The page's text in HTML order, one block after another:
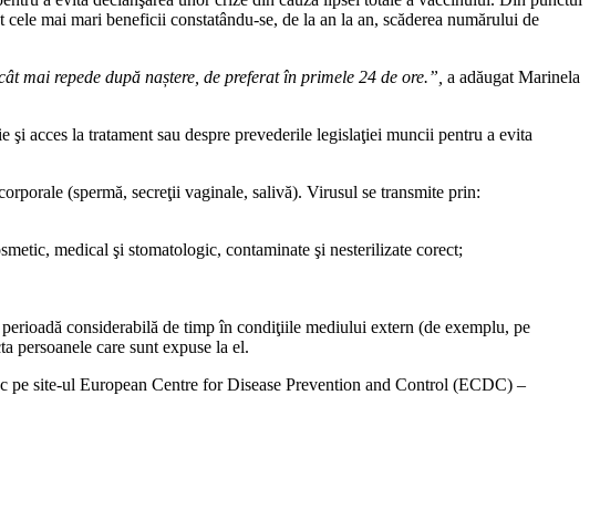
mai mari beneficii constatându-se, de la an la an, scăderea numărului de
mai repede după naștere, de preferat în primele 24 de ore.”, a adăugat Marinela
acces la tratament sau despre prevederile legislaţiei muncii pentru a evita
(spermă, secreţii vaginale, salivă). Virusul se transmite prin:
medical şi stomatologic, contaminate şi nesterilizate corect;
considerabilă de timp în condiţiile mediului extern (de exemplu, pe
persoanele care sunt expuse la el.
site-ul European Centre for Disease Prevention and Control (ECDC) –